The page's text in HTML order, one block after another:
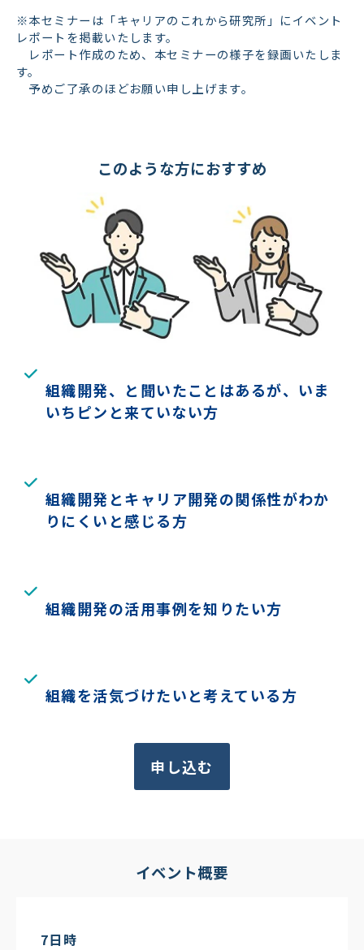
※本セミナーは「キャリアのこれから研究所」にイベント
レポートを掲載いたします。
レポート作成のため、本セミナーの様子を録画いたしま
す。
予めご了承のほどお願い申し上げます。
このような方におすすめ
組織開発、と聞いたことはあるが、いま
いちピンと来ていない方
組織開発とキャリア開発の関係性がわか
りにくいと感じる方
組織開発の活用事例を知りたい方
組織を活気づけたいと考えている方
申し込む
イベント概要
7日時